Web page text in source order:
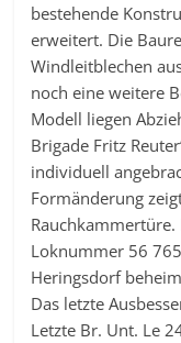
bestehende
erweitert. Die
Windleitblechen
noch eine weitere
Modell liegen
Brigade Fritz
individuell
Formänderung
Loknummer 56
Heringsdorf
Das letzte
Letzte Br. Unt. Le